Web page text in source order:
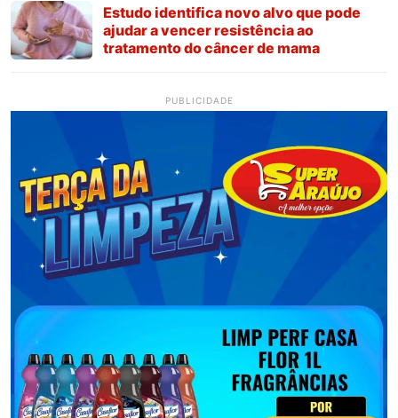
Estudo identifica novo alvo que pode
ajudar a vencer resistência ao
tratamento do câncer de mama
PUBLICIDADE